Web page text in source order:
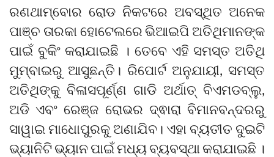
ରଣଥାମ୍ବୋର ରୋଡ ନିକଟରେ ଅବସ୍ଥିତ ଅନେକ
ପାଞ୍ଚ ତାରକା ହୋଟେଲରେ ଭିଆଇପି ଅତିଥିମାନଙ୍କ
ପାଇଁ ବୁକିଂ କରାଯାଇଛି । ତେବେ ଏହି ସମସ୍ତ ଅତିଥି
ମୁମ୍ବାଇରୁ ଆସୁଛନ୍ତି। ରିପୋର୍ଟ ଅନୁଯାୟୀ, ସମସ୍ତ
ଅତିଥିଙ୍କୁ ବିଳାସପୂର୍ଣ୍ଣ ଗାଡି ଅର୍ଥାତ୍ ବିଏମଡବ୍ଲୁ,
ଅଡି ଏବଂ ରେଞ୍ଜ ରୋଭର ଦ୍ଵାରା ବିମାନବନ୍ଦରରୁ
ସାୱାଇ ମାଧୋପୁରକୁ ଅଣାଯିବ। ଏହା ବ୍ୟତୀତ ଦୁଇଟି
ଭ୍ୟାନିଟି ଭ୍ୟାନ ପାଇଁ ମଧ୍ୟ ବ୍ୟବସ୍ଥା କରାଯାଇଛି ।